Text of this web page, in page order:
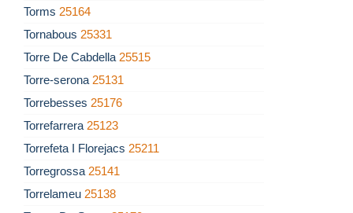
Torms 25164
Tornabous 25331
Torre De Cabdella 25515
Torre-serona 25131
Torrebesses 25176
Torrefarrera 25123
Torrefeta I Florejacs 25211
Torregrossa 25141
Torrelameu 25138